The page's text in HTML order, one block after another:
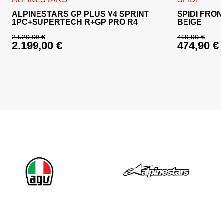
ALPINESTARS GP PLUS V4 SPRINT
1PC+SUPERTECH R+GP PRO R4
2.520,00€
Izvirna cena je bila: 2.520,00 €.
2.199,00 €
SPIDI
BEIGE
499,90€
Izvirna
474,90 €